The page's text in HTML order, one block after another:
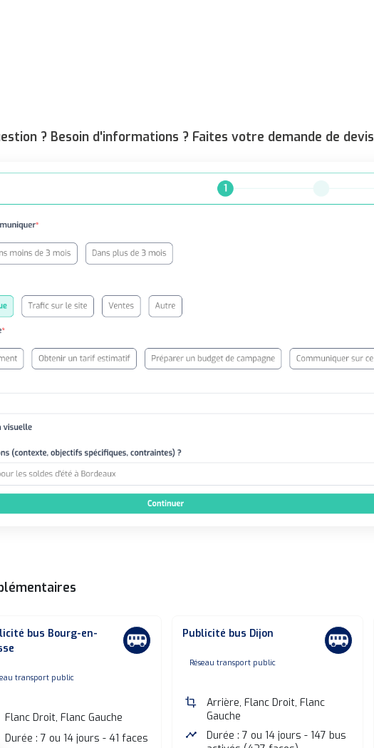
? Besoin d'informations ? Faites votre demande de devis
bus Bourg-en-
transport public
Flanc Droit, Flanc Gauche
Durée : 7 ou 14 jours - 41 faces
Publicité bus Dijon
none
Réseau transport public
crop
Arrière, Flanc Droit, Flanc
Gauche
timeline
Durée : 7 ou 14 jours - 147 bus